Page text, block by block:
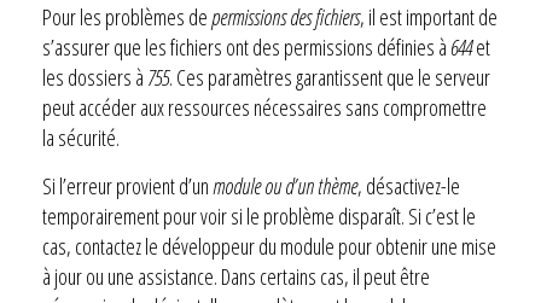
Pour les problèmes depermissions des fichiers, il est important de
s’assurer que les fichiers ont des permissions définies à 644et
les dossiers à 755. Ces paramètres garantissent que le serveur
peut accéder aux ressources nécessaires sans compromettre
la sécurité.
Si l’erreur provient d’un module ou d’un thème, désactivez-le
temporairement pour voir si le problème disparaît. Si c’est le
cas, contactez le développeur du module pour obtenir une mise
à jour ou une assistance. Dans certains cas, il peut être